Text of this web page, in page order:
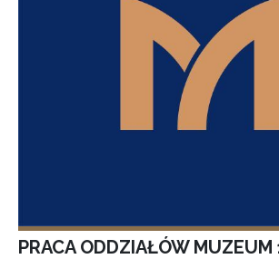
PRACA ODDZIAŁÓW MUZEUM